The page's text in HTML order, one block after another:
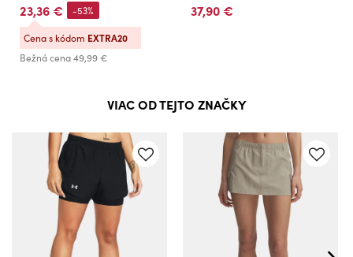
23,36 €
Bežná cena49,99 €
-53%
Cena s kódom EXTRA20
37,90 €
VIAC OD TEJTO ZNAČKY